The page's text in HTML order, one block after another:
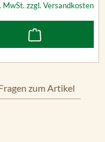
MwSt. zzgl. Versandkosten
zum Artikel